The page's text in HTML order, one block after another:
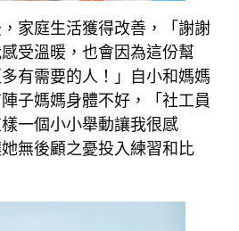
家庭生活獲得改善，「謝謝
受溫暖，也會因為這份幫
有需要的人！」自小和媽媽
子媽媽身體不好，「社工員
一個小小舉動讓我很感
無後顧之憂投入練習和比